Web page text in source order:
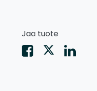
Jaa tuote